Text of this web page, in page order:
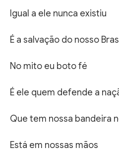
Igual a ele nunca existiu
É a salvação do nosso
No mito eu boto fé
É ele quem defende a
Que tem nossa bandeira
Está em nossas mãos